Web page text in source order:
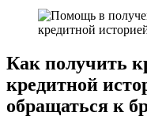
Как получить
кредитной
обращаться к